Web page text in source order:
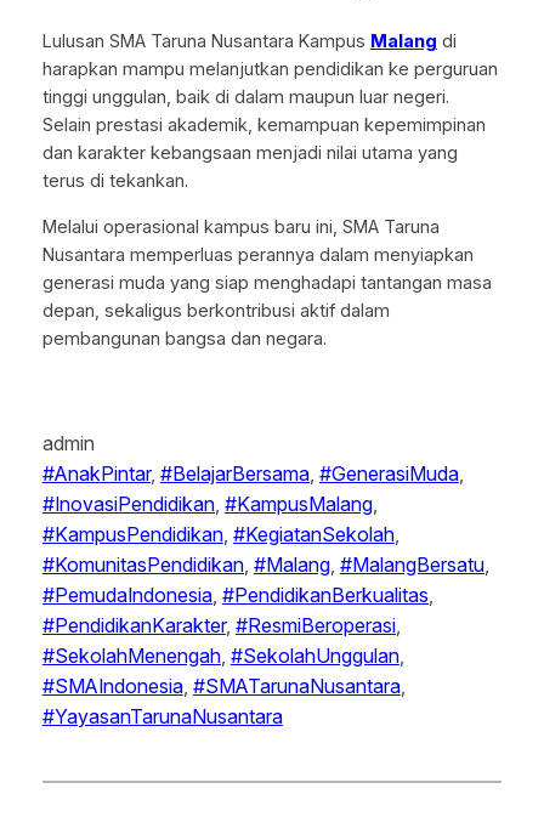
Lulusan SMA Taruna Nusantara Kampus Malang di
harapkan mampu melanjutkan pendidikan ke perguruan
tinggi unggulan, baik di dalam maupun luar negeri.
Selain prestasi akademik, kemampuan kepemimpinan
dan karakter kebangsaan menjadi nilai utama yang
terus di tekankan.
Melalui operasional kampus baru ini, SMA Taruna
Nusantara memperluas perannya dalam menyiapkan
generasi muda yang siap menghadapi tantangan masa
depan, sekaligus berkontribusi aktif dalam
pembangunan bangsa dan negara.
admin
#AnakPintar, #BelajarBersama, #GenerasiMuda
#InovasiPendidikan, #KampusMalang
#KampusPendidikan, #KegiatanSekolah
#KomunitasPendidikan, #Malang, #MalangBersatu
#PemudaIndonesia, #PendidikanBerkualitas
#PendidikanKarakter, #ResmiBeroperasi
#SekolahMenengah, #SekolahUnggulan
#SMAIndonesia, #SMATarunaNusantara
#YayasanTarunaNusantara